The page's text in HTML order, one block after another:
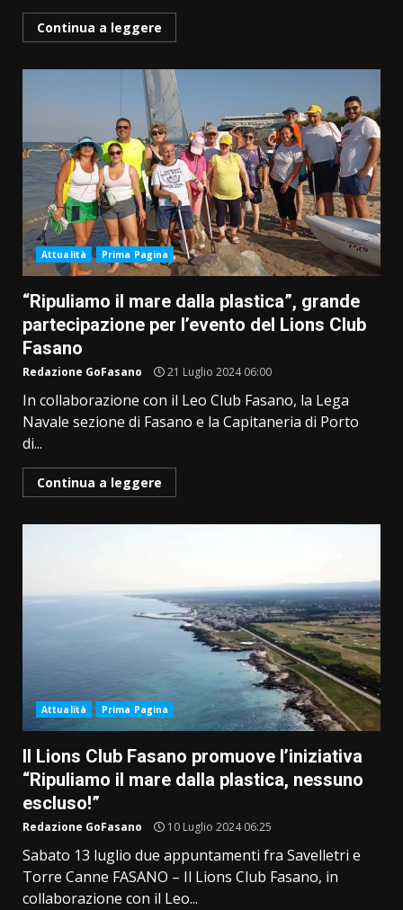
Continua a leggere
Attualità Prima Pagina
“Ripuliamo il mare dalla plastica”, grande
partecipazione per l’evento del Lions Club
Fasano
Redazione GoFasano 21 Luglio 2024 06:00
In collaborazione con il Leo Club Fasano, la Lega
Navale sezione di Fasano e la Capitaneria di Porto
di...
Continua a leggere
Attualità Prima Pagina
Il Lions Club Fasano promuove l’iniziativa
“Ripuliamo il mare dalla plastica, nessuno
escluso!”
Redazione GoFasano 10 Luglio 2024 06:25
Sabato 13 luglio due appuntamenti fra Savelletri e
Torre Canne FASANO – Il Lions Club Fasano, in
collaborazione con il Leo...